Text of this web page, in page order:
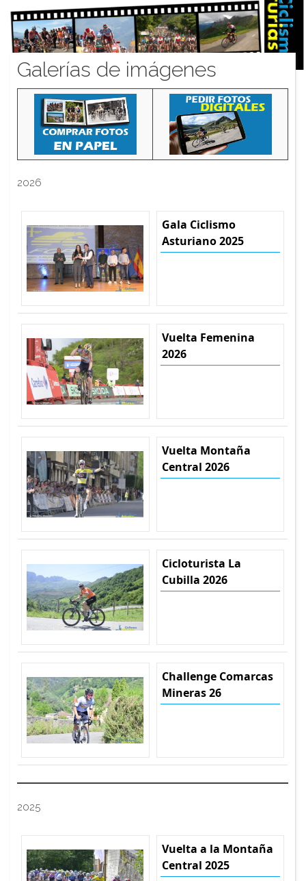
Galerías de imágenes
2026
Gala Ciclismo
Asturiano 2025
Vuelta Femenina
2026
Vuelta Montaña
Central 2026
Cicloturista La
Cubilla 2026
Challenge Comarcas
Mineras 26
2025
Vuelta a la Montaña
Central 2025